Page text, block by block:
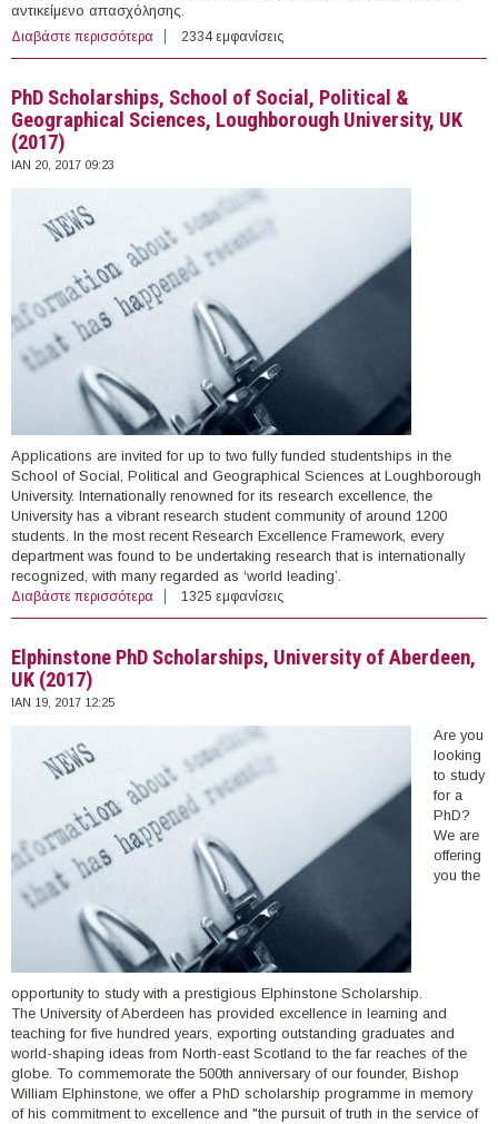
αντικείμενο απασχόλησης.
Διαβάστε περισσότερα για 21 θέσεις εργασίας σε Φορείς της Ευρωπαϊκής
Ένωσης (20/01/2017)
2334 εμφανίσεις
PhD Scholarships, School of Social, Political &
Geographical Sciences, Loughborough University, UK
(2017)
ΙΑΝ 20, 2017 09:23
Applications are invited for up to two fully funded studentships in the
School of Social, Political and Geographical Sciences at Loughborough
University. Internationally renowned for its research excellence, the
University has a vibrant research student community of around 1200
students. In the most recent Research Excellence Framework, every
department was found to be undertaking research that is internationally
recognized, with many regarded as ‘world leading’.
Διαβάστε περισσότερα για PhD Scholarships, School of Social, Political &
Geographical Sciences, Loughborough University, UK
1325 εμφανίσεις
Elphinstone PhD Scholarships, University of Aberdeen,
UK (2017)
ΙΑΝ 19, 2017 12:25
Are you
looking
to study
for a
PhD?
We are
offering
you the
opportunity to study with a prestigious Elphinstone Scholarship.
The University of Aberdeen has provided excellence in learning and
teaching for five hundred years, exporting outstanding graduates and
world-shaping ideas from North-east Scotland to the far reaches of the
globe. To commemorate the 500th anniversary of our founder, Bishop
William Elphinstone, we offer a PhD scholarship programme in memory
of his commitment to excellence and "the pursuit of truth in the service of